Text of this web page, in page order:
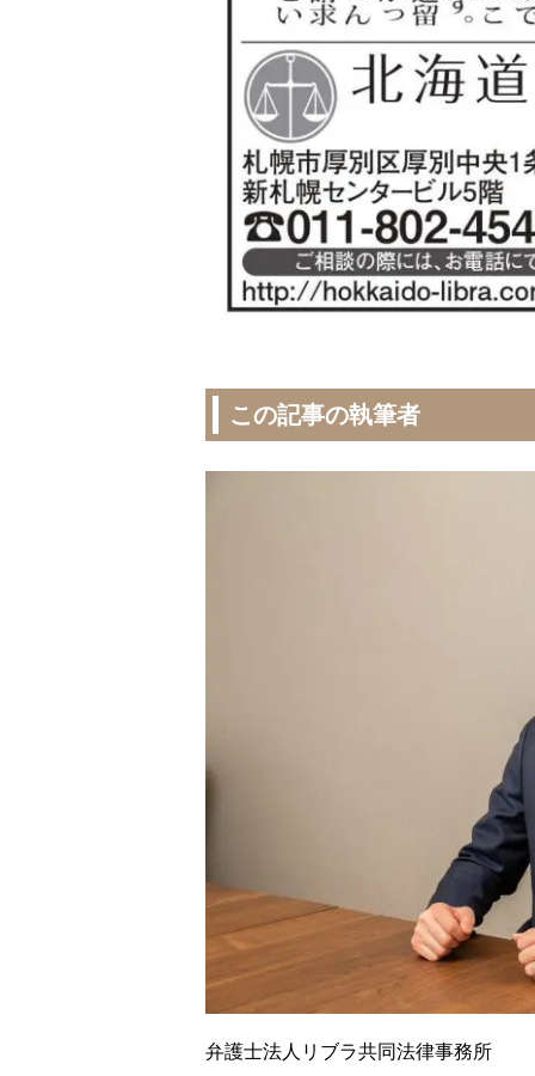
この記事の執筆者
弁護士法人リブラ共同法律事務所